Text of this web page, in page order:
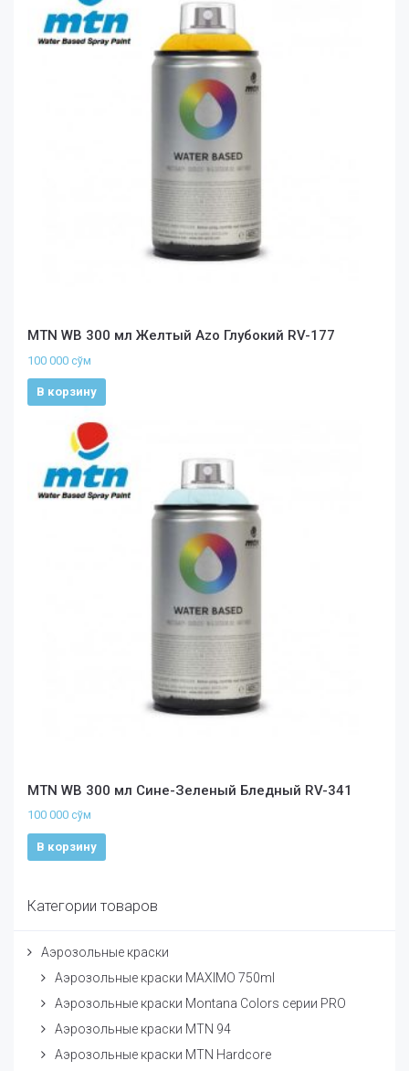
MTN WB 300 мл Желтый Azo Глубокий RV-177
100 000 сўм
В корзину
MTN WB 300 мл Сине-Зеленый Бледный RV-341
100 000 сўм
В корзину
Категории товаров
Аэрозольные краски
Аэрозольные краски MAXIMO 750ml
Аэрозольные краски Montana Colors серии PRO
Аэрозольные краски MTN 94
Аэрозольные краски MTN Hardcore